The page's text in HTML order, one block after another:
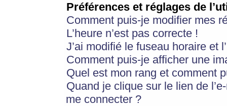
Préférences et réglages de
Comment puis-je modifier mes
L’heure n’est pas correcte !
J’ai modifié le fuseau horaire et
Comment puis-je afficher une
Quel est mon rang et comment
Quand je clique sur le lien de
me connecter ?